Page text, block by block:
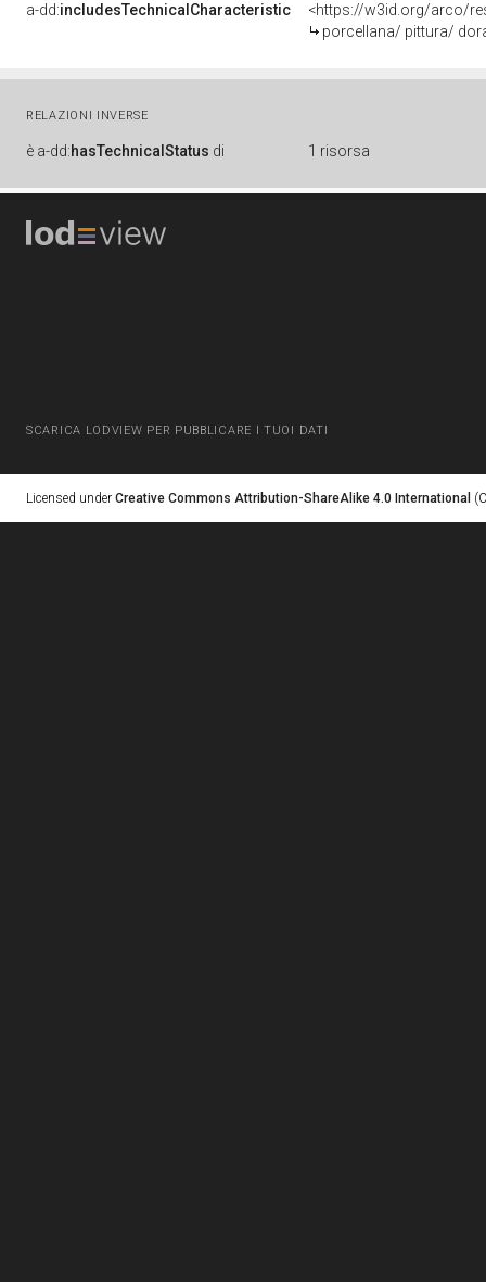
a-dd:includesTechnicalCharacteristic
<https://w3id.org/arco/
porcellana/ pittura/
RELAZIONI INVERSE
è a-dd:hasTechnicalStatus di 1 risorsa
SCARICA LODVIEW PER PUBBLICARE I TUOI DATI
Licensed under Creative Commons Attribution-ShareAlike 4.0 International